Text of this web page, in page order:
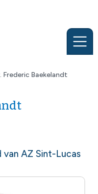
Frederic Baekelandt
van AZ Sint-Lucas